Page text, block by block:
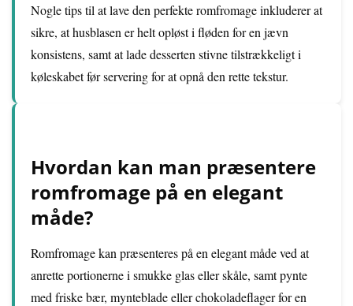
Nogle tips til at lave den perfekte romfromage inkluderer at
sikre, at husblasen er helt opløst i fløden for en jævn
konsistens, samt at lade desserten stivne tilstrækkeligt i
køleskabet før servering for at opnå den rette tekstur.
Hvordan kan man præsentere
romfromage på en elegant
måde?
Romfromage kan præsenteres på en elegant måde ved at
anrette portionerne i smukke glas eller skåle, samt pynte
med friske bær, mynteblade eller chokoladeflager for en